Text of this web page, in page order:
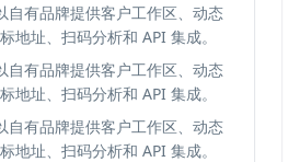
自有品牌提供客户工作区、动态
地址、扫码分析和 API 集成。
自有品牌提供客户工作区、动态
地址、扫码分析和 API 集成。
自有品牌提供客户工作区、动态
地址、扫码分析和 API 集成。